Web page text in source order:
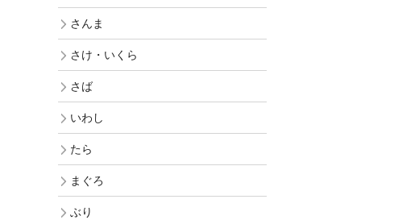
さんま
さけ・いくら
さば
いわし
たら
まぐろ
ぶり